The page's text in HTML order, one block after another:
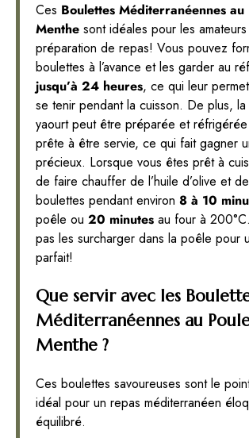
Ces Boulettes Méditerranéennes au
Menthe sont idéales pour les
préparation de repas! Vous pouvez
boulettes à l’avance et les garder au
jusqu’à 24 heures, ce qui leur
se tenir pendant la cuisson. De plus, la
yaourt peut être préparée et
prête à être servie, ce qui fait gagner
précieux. Lorsque vous êtes prêt à
de faire chauffer de l’huile d’olive et
boulettes pendant environ 8 à 10
poêle ou 20 minutes au four à
pas les surcharger dans la poêle pour
parfait!
Que servir avec les
Méditerranéennes au
Menthe ?
Ces boulettes savoureuses sont le
idéal pour un repas méditerranéen
équilibré.